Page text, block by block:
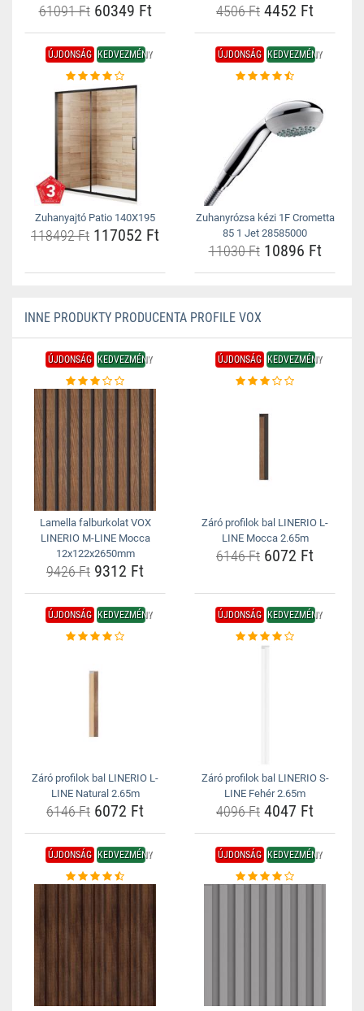
61091 Ft60349 Ft 4506 Ft 4452 Ft
ÚJDONSÁG KEDVEZMÉNY
Zuhanyajtó Patio 140X195
118492 Ft 117052 Ft
ÚJDONSÁG KEDVEZMÉNY
Zuhanyrózsa kézi 1F Crometta
85 1 Jet 28585000
11030 Ft10896 Ft
INNE PRODUKTY PRODUCENTA PROFILE VOX
ÚJDONSÁG KEDVEZMÉNY
Lamella falburkolat VOX
LINERIO M-LINE Mocca
12x122x2650mm
9426 Ft 9312 Ft
ÚJDONSÁG KEDVEZMÉNY
Záró profilok bal LINERIO L-
LINE Mocca 2.65m
6146 Ft 6072 Ft
ÚJDONSÁG KEDVEZMÉNY
Záró profilok bal LINERIO L-
LINE Natural 2.65m
6146 Ft 6072 Ft
ÚJDONSÁG KEDVEZMÉNY
Záró profilok bal LINERIO S-
LINE Fehér 2.65m
4096 Ft 4047 Ft
ÚJDONSÁG KEDVEZMÉNY ÚJDONSÁG KEDVEZMÉNY